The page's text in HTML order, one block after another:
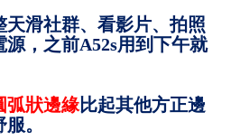
天滑社群、看影片、拍照
，之前A52s用到下午就
弧狀邊緣比起其他方正邊
。